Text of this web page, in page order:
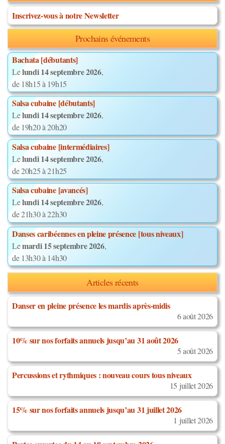
Inscrivez-vous à notre Newsletter
Prochains événements
Bachata [débutants]
Lelundi 14 septembre 2026,
de 18h15 à 19h15
Salsa cubaine [débutants]
Lelundi 14 septembre 2026,
de 19h20 à 20h20
Salsa cubaine [intermédiaires]
Lelundi 14 septembre 2026,
de 20h25 à 21h25
Salsa cubaine [avancés]
Lelundi 14 septembre 2026,
de 21h30 à 22h30
Danses caribéennes en pleine présence [tous niveaux]
Lemardi 15 septembre 2026,
de 13h30 à 14h30
Articles récents
Danser en pleine présence les mardis après-midis
6 août 2026
10% sur nos forfaits annuels jusqu’au 31 août 2026
5 août 2026
Percussions et rythmiques : nouveau cours tous niveaux
15 juillet 2026
15% sur nos forfaits annuels jusqu’au 31 juillet 2026
1 juillet 2026